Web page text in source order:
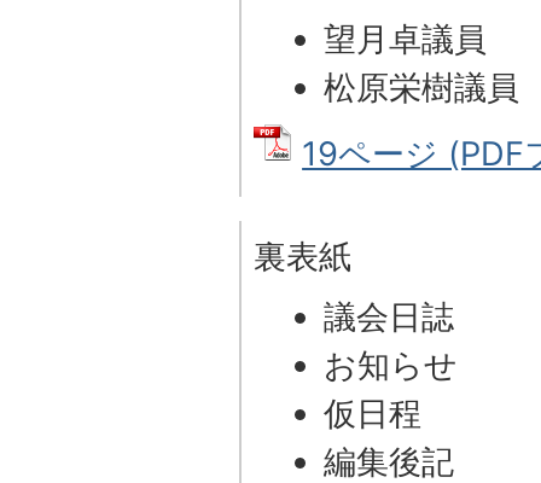
望月卓議員
松原栄樹議員
19ページ
裏表紙
議会日誌
お知らせ
仮日程
編集後記